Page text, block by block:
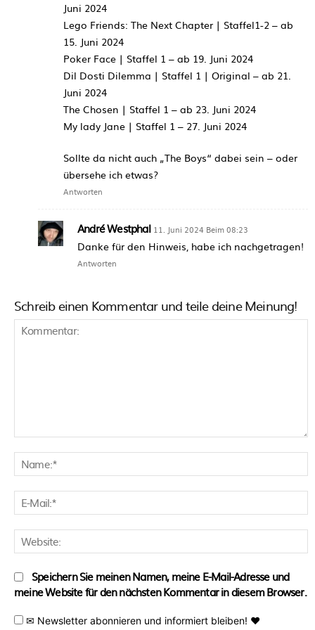
Juni 2024
Lego Friends: The Next Chapter | Staffel1-2 – ab
15. Juni 2024
Poker Face | Staffel 1 – ab 19. Juni 2024
Dil Dosti Dilemma | Staffel 1 | Original – ab 21.
Juni 2024
The Chosen | Staffel 1 – ab 23. Juni 2024
My lady Jane | Staffel 1 – 27. Juni 2024
Sollte da nicht auch „The Boys“ dabei sein – oder
übersehe ich etwas?
Antworten
André Westphal 11. Juni 2024 Beim 08:23
Danke für den Hinweis, habe ich nachgetragen!
Antworten
Schreib einen Kommentar und teile deine Meinung!
Speichern Sie meinen Namen, meine E-Mail-Adresse und
meine Website für den nächsten Kommentar in diesem Browser.
✉ Newsletter abonnieren und informiert bleiben! ♥